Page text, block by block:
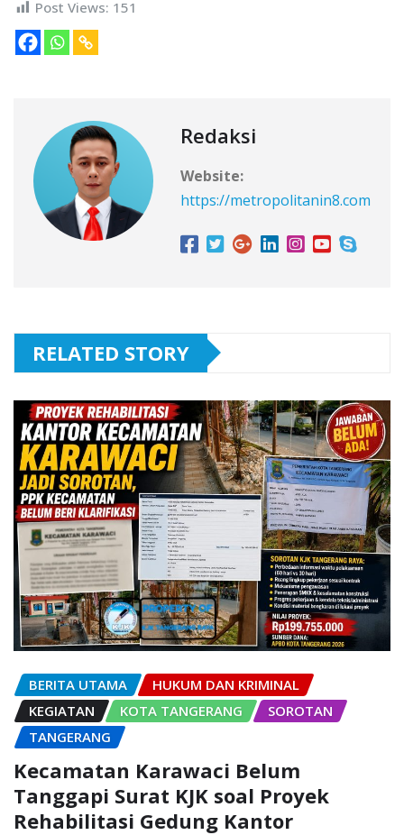
Post Views: 151
Redaksi
Website:
https://metropolitanin8.com
RELATED STORY
BERITA UTAMA
HUKUM DAN KRIMINAL
KEGIATAN
KOTA TANGERANG
SOROTAN
TANGERANG
Kecamatan Karawaci Belum
Tanggapi Surat KJK soal Proyek
Rehabilitasi Gedung Kantor